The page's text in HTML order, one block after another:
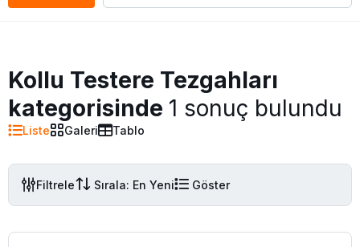
Kollu Testere Tezgahları
kategorisinde 1 sonuç bulundu
Liste Galeri Tablo
Filtrele Sırala: En Yeni Göster